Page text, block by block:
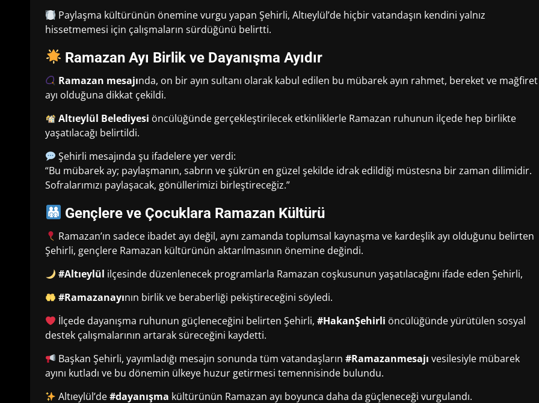
Paylaşma kültürünün önemine vurgu yapan Şehirli, Altıeylül’de hiçbir vatandaşın kendini yalnız
hissetmemesi için çalışmaların sürdüğünü belirtti.
Ramazan Ayı Birlik ve Dayanışma Ayıdır
Ramazan mesajında, on bir ayın sultanı olarak kabul edilen bu mübarek ayın rahmet, bereket ve mağfiret
ayı olduğuna dikkat çekildi.
Altıeylül Belediyesi öncülüğünde gerçekleştirilecek etkinliklerle Ramazan ruhunun ilçede hep birlikte
yaşatılacağı belirtildi.
Şehirli mesajında şu ifadelere yer verdi:
“Bu mübarek ay; paylaşmanın, sabrın ve şükrün en güzel şekilde idrak edildiği müstesna bir zaman dilimidir.
Sofralarımızı paylaşacak, gönüllerimizi birleştireceğiz.”
Gençlere ve Çocuklara Ramazan Kültürü
Ramazan’ın sadece ibadet ayı değil, aynı zamanda toplumsal kaynaşma ve kardeşlik ayı olduğunu belirten
Şehirli, gençlere Ramazan kültürünün aktarılmasının önemine değindi.
#Altıeylül ilçesinde düzenlenecek programlarla Ramazan coşkusunun yaşatılacağını ifade eden Şehirli,
#Ramazanayının birlik ve beraberliği pekiştireceğini söyledi.
İlçede dayanışma ruhunun güçleneceğini belirten Şehirli,#HakanŞehirli öncülüğünde yürütülen sosyal
destek çalışmalarının artarak süreceğini kaydetti.
Başkan Şehirli, yayımladığı mesajın sonunda tüm vatandaşların#Ramazanmesajı vesilesiyle mübarek
ayını kutladı ve bu dönemin ülkeye huzur getirmesi temennisinde bulundu.
Altıeylül’de#dayanışma kültürünün Ramazan ayı boyunca daha da güçleneceği vurgulandı.